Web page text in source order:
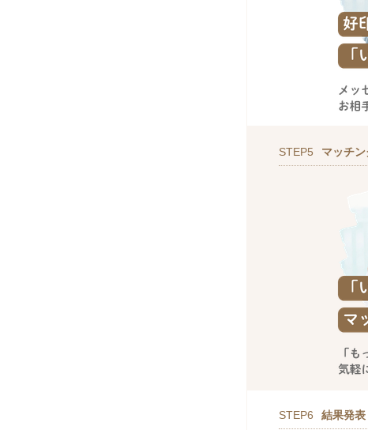
STEP5 マッチ
STEP6 結果発表